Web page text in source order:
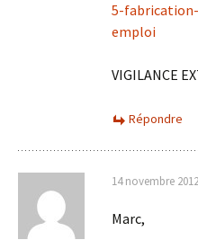
5-
emploi
VIGILANCE
Répondre
14 novembre
Marc,